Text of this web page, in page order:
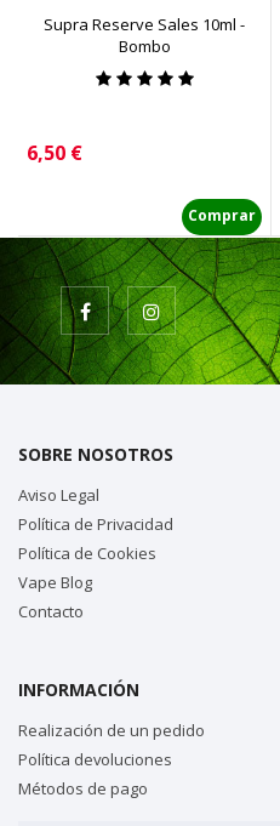
Supra Reserve Sales 10ml -
Bombo
Precio
6,50 €
Comprar
SOBRE NOSOTROS
Aviso Legal
Política de Privacidad
Política de Cookies
Vape Blog
Contacto
INFORMACIÓN
Realización de un pedido
Política devoluciones
Métodos de pago